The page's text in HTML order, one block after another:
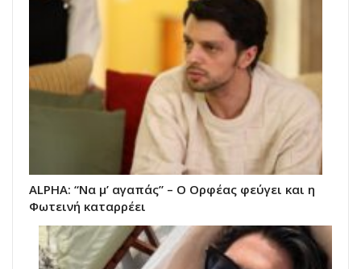
ALPHA: “Να μ’ αγαπάς” – Ο Ορφέας φεύγει και η
Φωτεινή καταρρέει